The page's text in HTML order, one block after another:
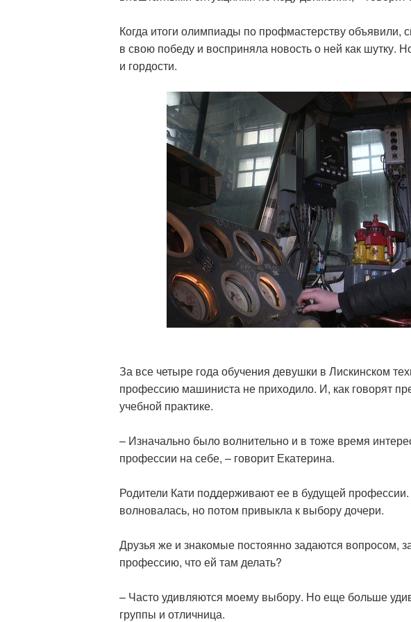
Когда итоги олимпиады по профмастерству объявили,
в свою победу и восприняла новость о ней как шутку.
и гордости.
За все четыре года обучения девушки в Лискинском
профессию машиниста не приходило. И, как говорят
учебной практике.
– Изначально было волнительно и в тоже время
профессии на себе, – говорит Екатерина.
Родители Кати поддерживают ее в будущей
волновалась, но потом привыкла к выбору дочери.
Друзья же и знакомые постоянно задаются вопросом,
профессию, что ей там делать?
– Часто удивляются моему выбору. Но еще больше
группы и отличница.